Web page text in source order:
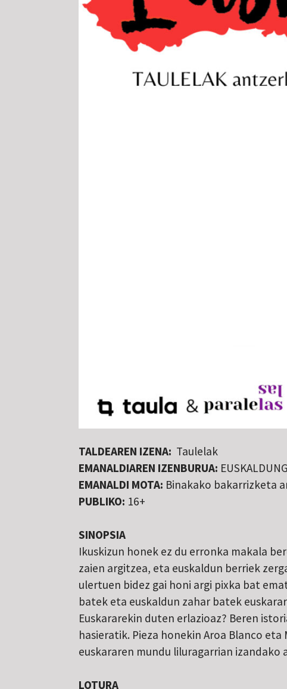
TALDEAREN IZENA: Taulelak
EMANALDIAREN IZENBURUA:
EMANALDI MOTA: Binakako bakarrizketa
PUBLIKO: 16+
SINOPSIA
Ikuskizun honek ez du erronka makala
zaien argitzea, eta euskaldun berriek
ulertuen bidez gai honi argi pixka bat
batek eta euskaldun zahar batek
Euskararekin duten erlazioaz? Beren
hasieratik. Pieza honekin Aroa Blanco
euskararen mundu liluragarrian
LOTURA